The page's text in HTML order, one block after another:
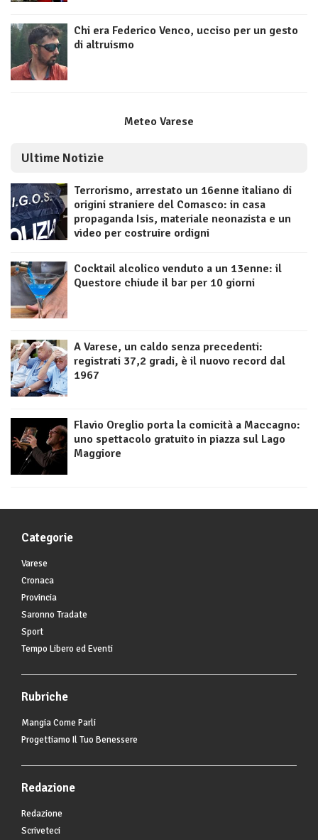
Chi era Federico Venco, ucciso per un gesto
di altruismo
Meteo Varese
Ultime Notizie
Terrorismo, arrestato un 16enne italiano di
origini straniere del Comasco: in casa
propaganda Isis, materiale neonazista e un
video per costruire ordigni
Cocktail alcolico venduto a un 13enne: il
Questore chiude il bar per 10 giorni
A Varese, un caldo senza precedenti:
registrati 37,2 gradi, è il nuovo record dal
1967
Flavio Oreglio porta la comicità a Maccagno:
uno spettacolo gratuito in piazza sul Lago
Maggiore
Categorie
Varese
Cronaca
Provincia
Saronno Tradate
Sport
Tempo Libero ed Eventi
Rubriche
Mangia Come Parli
Progettiamo Il Tuo Benessere
Redazione
Redazione
Scriveteci